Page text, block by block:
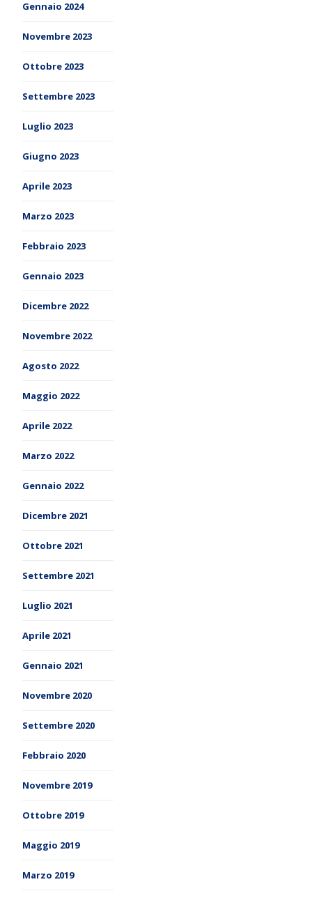
Gennaio 2024
Novembre 2023
Ottobre 2023
Settembre 2023
Luglio 2023
Giugno 2023
Aprile 2023
Marzo 2023
Febbraio 2023
Gennaio 2023
Dicembre 2022
Novembre 2022
Agosto 2022
Maggio 2022
Aprile 2022
Marzo 2022
Gennaio 2022
Dicembre 2021
Ottobre 2021
Settembre 2021
Luglio 2021
Aprile 2021
Gennaio 2021
Novembre 2020
Settembre 2020
Febbraio 2020
Novembre 2019
Ottobre 2019
Maggio 2019
Marzo 2019